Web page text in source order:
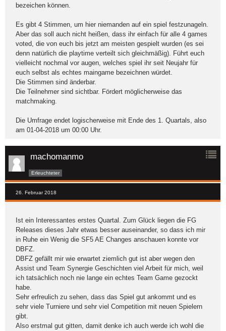
bezeichen können.
Es gibt 4 Stimmen, um hier niemanden auf ein spiel festzunageln.
Aber das soll auch nicht heißen, dass ihr einfach für alle 4 games
voted, die von euch bis jetzt am meisten gespielt wurden (es sei
denn natürlich die playtime verteilt sich gleichmäßig). Führt euch
vielleicht nochmal vor augen, welches spiel ihr seit Neujahr für
euch selbst als echtes maingame bezeichnen würdet.
Die Stimmen sind änderbar.
Die Teilnehmer sind sichtbar. Fördert möglicherweise das
matchmaking.
Die Umfrage endet logischerweise mit Ende des 1. Quartals, also
am 01-04-2018 um 00:00 Uhr.
machomanmo
Erleuchteter
26. Februar 2018
Ist ein Interessantes erstes Quartal. Zum Glück liegen die FG
Releases dieses Jahr etwas besser auseinander, so dass ich mir
in Ruhe ein Wenig die SF5 AE Changes anschauen konnte vor
DBFZ.
DBFZ gefällt mir wie erwartet ziemlich gut ist aber wegen den
Assist und Team Synergie Geschichten viel Arbeit für mich, weil
ich tatsächlich noch nie lange ein echtes Team Game gezockt
habe.
Sehr erfreulich zu sehen, dass das Spiel gut ankommt und es
sehr viele Turniere und sehr viel Competition mit neuen Spielern
gibt.
Also erstmal gut gitten, damit denke ich auch werde ich wohl die